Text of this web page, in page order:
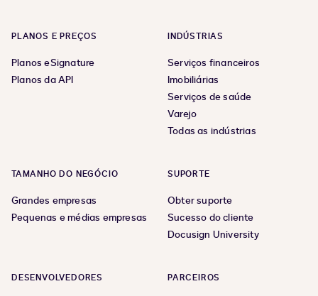
PLANOS E PREÇOS
Planos eSignature
Planos da API
INDÚSTRIAS
Serviços financeiros
Imobiliárias
Serviços de saúde
Varejo
Todas as indústrias
TAMANHO DO NEGÓCIO
Grandes empresas
Pequenas e médias empresas
SUPORTE
Obter suporte
Sucesso do cliente
Docusign University
DESENVOLVEDORES PARCEIROS